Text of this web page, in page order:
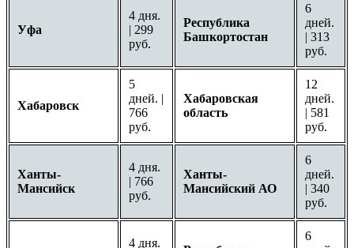
Уфа
4 дня.
| 299
руб.
Республика
Башкортостан
6
дней.
| 313
руб.
Хабаровск
5
дней. |
766
руб.
Хабаровская
область
12
дней.
| 581
руб.
Ханты-
Мансийск
4 дня.
| 766
руб.
Ханты-
Мансийский АО
6
дней.
| 340
руб.
4 дня.
6